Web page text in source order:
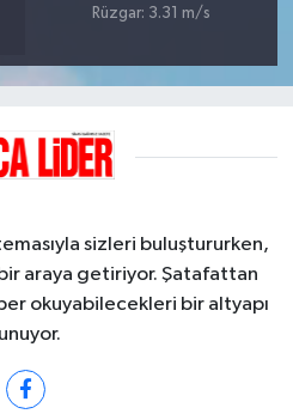
Rüzgar: 3.31 m/s
sizleri buluştururken,
araya getiriyor. Şatafattan
okuyabilecekleri bir altyapı